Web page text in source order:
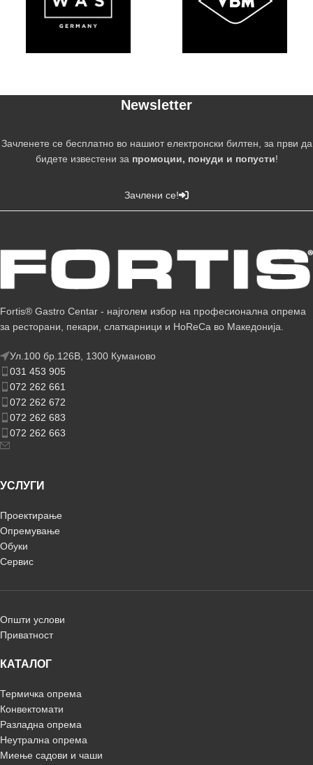
Newsletter
Зачленете се бесплатно во нашиот електронски билтен, за први да
бидете известени за промоции, понуди и попусти!
Зачлени се!
Fortis® Gastro Centar - најголем избор на професионална опрема
за ресторани, пекари, слаткарници и HoReCa во Македонија.
Ул.100 бр.126В, 1300 Куманово
031 453 905
072 262 661
072 262 672
072 262 683
072 262 663
УСЛУГИ
Проектирање
Опремување
Обуки
Сервис
Општи услови
Приватност
КАТАЛОГ
Термичка опрема
Конвектомати
Разладна опрема
Неутрална опрема
Миење садови и чаши